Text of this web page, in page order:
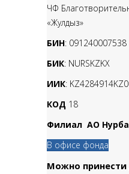
ЧФ
«Жулдыз»
БИН: 091240007538
БИК: NURSKZKX
ИИК:
КОД18
Филиал АО
В офисе фонда
Можно принести